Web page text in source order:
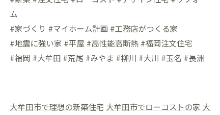
ム
#家づくり #マイホーム計画 #工務店がつくる家
#地震に強い家 #平屋 #高性能高断熱 #福岡注文住宅
#福岡 #大牟田 #荒尾 #みやま #柳川 #大川 #玉名 #長洲
大牟田市で理想の新築住宅 大牟田市でローコストの家 大